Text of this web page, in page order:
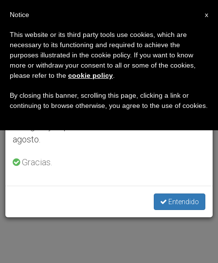
×
Aviso importante
Del 27 de julio al 7 de agosto haremos la pausa
anual, aprovechando que en el periodo de verano
se generan menos informaciones y también el
agosto.
Gracias.
Entendido
x
Notice
This website or its third party tools use cookies, which are
necessary to its functioning and required to achieve the
purposes illustrated in the cookie policy. If you want to know
more or withdraw your consent to all or some of the cookies,
please refer to the cookie policy
By closing this banner, scrolling this page, clicking a link or
continuing to browse otherwise, you agree to the use of cookies.